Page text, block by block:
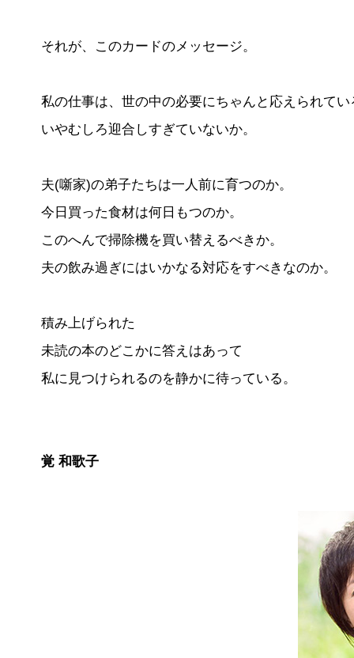
それが、このカードのメッセージ。
私の仕事は、世の中の必要にちゃんと応えられてい
いやむしろ迎合しすぎていないか。
夫(噺家)の弟子たちは一人前に育つのか。
今日買った食材は何日もつのか。
このへんで掃除機を買い替えるべきか。
夫の飲み過ぎにはいかなる対応をすべきなのか。
積み上げられた
未読の本のどこかに答えはあって
私に見つけられるのを静かに待っている。
覚 和歌子